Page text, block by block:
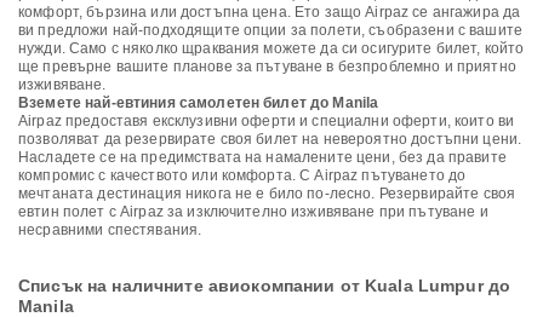
комфорт, бързина или достъпна цена. Ето защо Airpaz се ангажира да
ви предложи най-подходящите опции за полети, съобразени с вашите
нужди. Само с няколко щраквания можете да си осигурите билет, който
ще превърне вашите планове за пътуване в безпроблемно и приятно
изживяване.
Вземете най-евтиния самолетен билет до Manila
Airpaz предоставя ексклузивни оферти и специални оферти, които ви
позволяват да резервирате своя билет на невероятно достъпни цени.
Насладете се на предимствата на намалените цени, без да правите
компромис с качеството или комфорта. С Airpaz пътуването до
мечтаната дестинация никога не е било по-лесно. Резервирайте своя
евтин полет с Airpaz за изключително изживяване при пътуване и
несравними спестявания.
Списък на наличните авиокомпании от Kuala Lumpur до
Manila